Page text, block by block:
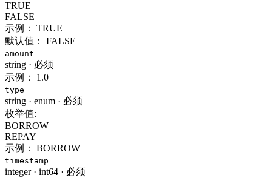
TRUE
FALSE
示例：
TRUE
默认值：
FALSE
amount
string · 必须
示例：
1.0
type
string · enum · 必须
枚举值:
BORROW
REPAY
示例：
BORROW
timestamp
integer· int64 · 必须